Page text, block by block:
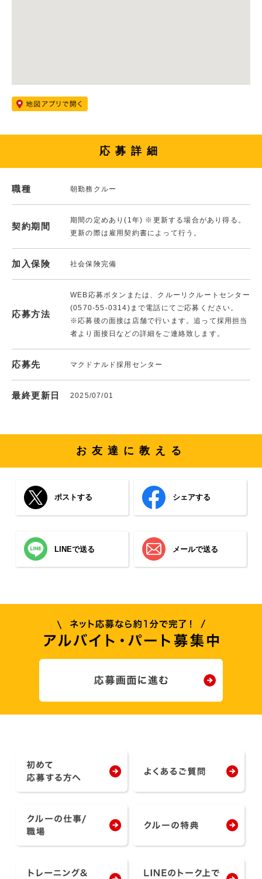
応募詳細
職種 朝勤務クルー
契約期間
期間の定めあり(1年) ※更新する場合があり得る。
更新の際は雇用契約書によって行う。
加入保険 社会保険完備
応募方法
WEB応募ボタンまたは、クルーリクルートセンター
(0570-55-0314)まで電話にてご応募ください。
※応募後の面接は店舗で行います。追って採用担当
者より面接日などの詳細をご連絡致します。
応募先 マクドナルド採用センター
最終更新日 2025/07/01
お友達に教える
ポストする シェアする
LINEで送る メールで送る